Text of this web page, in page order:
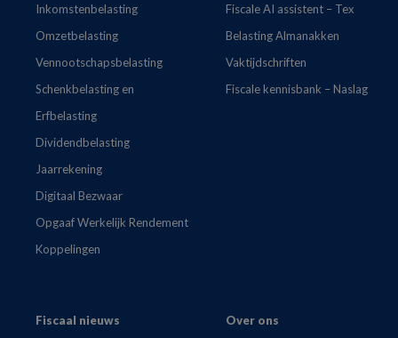
Inkomstenbelasting
Omzetbelasting
Vennootschapsbelasting
Schenkbelasting en
Erfbelasting
Dividendbelasting
Jaarrekening
Digitaal Bezwaar
Opgaaf Werkelijk Rendement
Koppelingen
Fiscale AI assistent – Tex
Belasting Almanakken
Vaktijdschriften
Fiscale kennisbank – Naslag
Fiscaal nieuws
Over ons